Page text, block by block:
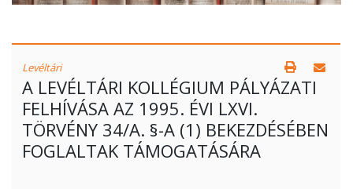
Levéltári
A LEVÉLTÁRI KOLLÉGIUM PÁLYÁZATI
FELHÍVÁSA AZ 1995. ÉVI LXVI.
TÖRVÉNY 34/A. §-A (1) BEKEZDÉSÉBEN
FOGLALTAK TÁMOGATÁSÁRA